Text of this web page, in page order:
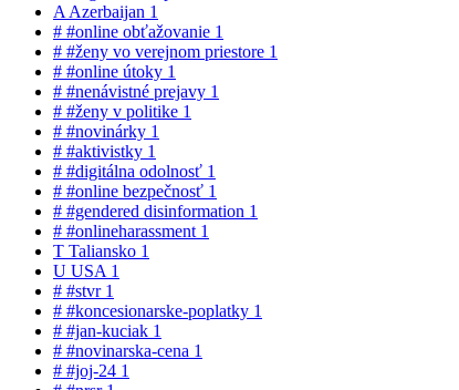
A Azerbaijan 1
# #online obťažovanie 1
# #ženy vo verejnom priestore 1
# #online útoky 1
# #nenávistné prejavy 1
# #ženy v politike 1
# #novinárky 1
# #aktivistky 1
# #digitálna odolnosť 1
# #online bezpečnosť 1
# #gendered disinformation 1
# #onlineharassment 1
T Taliansko 1
U USA 1
# #stvr 1
# #koncesionarske-poplatky 1
# #jan-kuciak 1
# #novinarska-cena 1
# #joj-24 1